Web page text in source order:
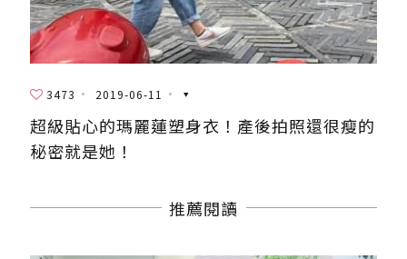
3473 2019-06-11
超級貼心的瑪麗蓮塑身衣！產後拍照還很瘦的
秘密就是她！
推薦閱讀